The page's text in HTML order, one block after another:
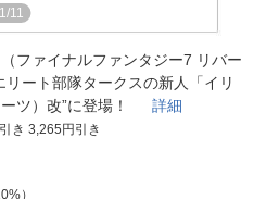
1/11
ファイナルファンタジー7 リバー
ート部隊タークスの新人「イリ
ーツ）改”に登場！ 詳細
き 3,265円引き
）